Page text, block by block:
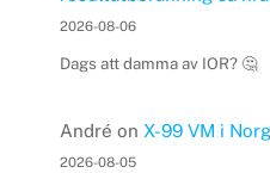
2026-08-06
Dags att damma av IOR? 🤔
André on X-99 VM i
2026-08-05